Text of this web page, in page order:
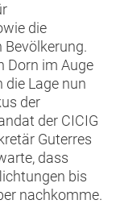
die
Bevölkerung.
Dorn im Auge
Lage nun
der
der CICIG
Guterres
dass
bis
nachkomme.